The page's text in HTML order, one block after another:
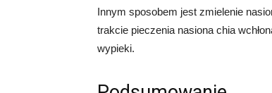
Innym sposobem jest zmielenie
trakcie pieczenia nasiona chia
wypieki.